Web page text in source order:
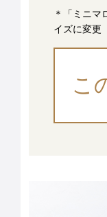
＊「ミニ
イズに変更
こ